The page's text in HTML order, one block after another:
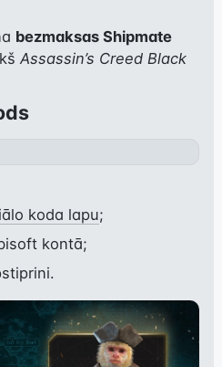
bezmaksas Shipmate
Assassin’s Creed Black
koda lapu;
kontā;